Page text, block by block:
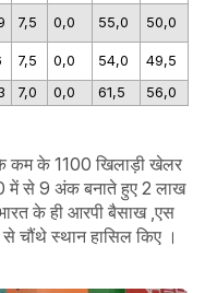
7,5 0,0 55,0 50,0
7,5 0,0 54,0
49,5
7,0 0,0 61,5 56,0
कम के 1100 खिलाड़ी खेलर
में से 9 अंक बनाते हुए 2 लाख
के ही आरपी बैसाख ,एस
चौंथे स्थान हासिल किए ।